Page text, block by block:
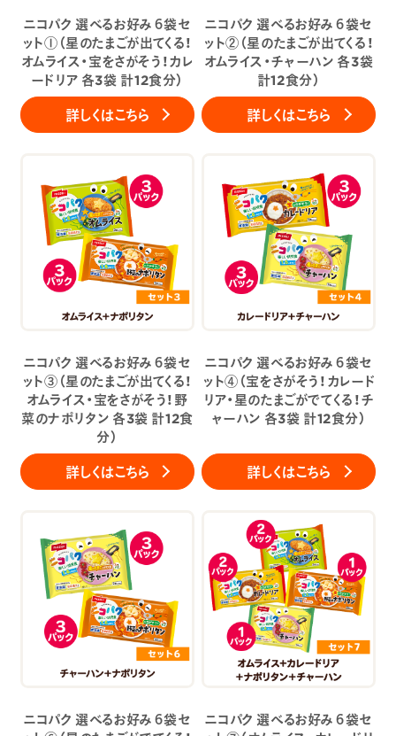
ニコパク 選べるお好み６袋セ
ット①（星のたまごが出てくる！
オムライス・宝をさがそう！カレ
ードリア 各3袋 計12食分）
詳しくはこちら
ニコパク 選べるお好み６袋セ
ット②（星のたまごが出てくる！
オムライス・チャーハン 各3袋
計12食分）
詳しくはこちら
ニコパク 選べるお好み６袋セ
ット③（星のたまごが出てくる！
オムライス・宝をさがそう！野
菜のナポリタン 各3袋 計12食
分）
詳しくはこちら
ニコパク 選べるお好み６袋セ
ット④（宝をさがそう！カレード
リア・星のたまごがでてくる！チ
ャーハン 各3袋 計12食分）
詳しくはこちら
ニコパク 選べるお好み６袋セ
ニコパク 選べるお好み６袋セ